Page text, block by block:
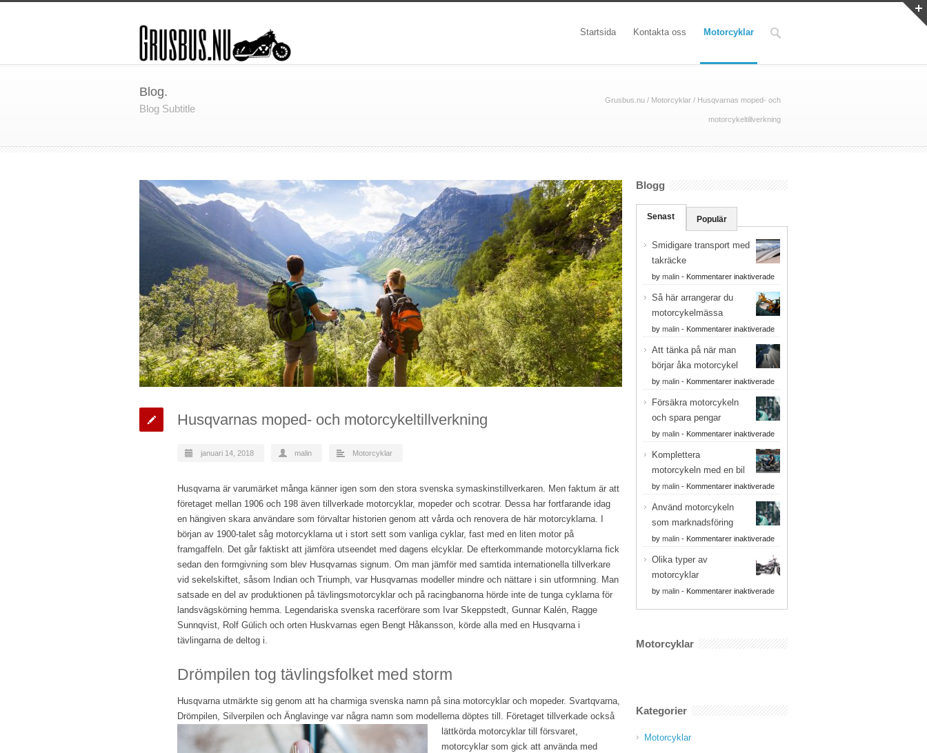
Startsida Kontakta oss Motorcyklar
Blog.
Blog Subtitle
Grusbus.nu / Motorcyklar / Husqvarnas moped- och
motorcykeltillverkning
Husqvarnas moped- och motorcykeltillverkning
januari 14, 2018 malin Motorcyklar
Husqvarna är varumärket många känner igen som den stora svenska symaskinstillverkaren. Men faktum är att
företaget mellan 1906 och 198 även tillverkade motorcyklar, mopeder och scotrar. Dessa har fortfarande idag
en hängiven skara användare som förvaltar historien genom att vårda och renovera de här motorcyklarna. I
början av 1900-talet såg motorcyklarna ut i stort sett som vanliga cyklar, fast med en liten motor på
framgaffeln. Det går faktiskt att jämföra utseendet med dagens elcyklar. De efterkommande motorcyklarna fick
sedan den formgivning som blev Husqvarnas signum. Om man jämför med samtida internationella tillverkare
vid sekelskiftet, såsom Indian och Triumph, var Husqvarnas modeller mindre och nättare i sin utformning. Man
satsade en del av produktionen på tävlingsmotorcyklar och på racingbanorna hörde inte de tunga cyklarna för
landsvägskörning hemma. Legendariska svenska racerförare som Ivar Skeppstedt, Gunnar Kalén, Ragge
Sunnqvist, Rolf Gülich och orten Huskvarnas egen Bengt Håkansson, körde alla med en Husqvarna i
tävlingarna de deltog i.
Drömpilen tog tävlingsfolket med storm
Husqvarna utmärkte sig genom att ha charmiga svenska namn på sina motorcyklar och mopeder. Svartqvarna,
Drömpilen, Silverpilen och Änglavinge var några namn som modellerna döptes till. Företaget tillverkade också
lättkörda motorcyklar till försvaret,
motorcyklar som gick att använda med
Blogg
Senast Populär
Smidigare transport med
takräcke
by malin - Kommentarer inaktiveradeför
transport
med
Så här arrangerar du
motorcykelmässa
by malin - Kommentarer inaktiveradeför
här
arrangerar
motorcykelmässa
Att tänka på när man
börjar åka motorcykel
by malin - Kommentarer inaktiveradeför
tänka
på
man
börjar
åka
Försäkra motorcykeln
och spara pengar
by malin - Kommentarer inaktiveradeför
motorcykeln
och
pengar
Komplettera
motorcykeln med en bil
by malin - Kommentarer inaktiveradeför
motorcykeln
med
bil
Använd motorcykeln
som marknadsföring
by malin - Kommentarer inaktiveradeför
motorcykeln
som
Olika typer av
motorcyklar
by malin - Kommentarer inaktiveradeför
motorcyklar
Motorcyklar
Kategorier
Motorcyklar